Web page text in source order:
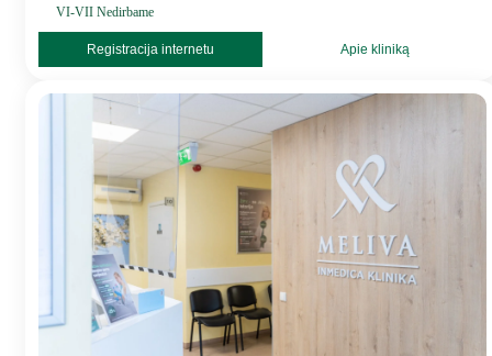
VI-VII Nedirbame
Registracija internetu Apie kliniką